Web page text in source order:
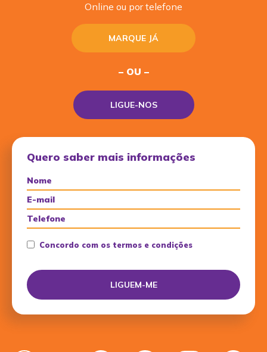
Online ou por telefone
MARQUE JÁ
– OU –
LIGUE-NOS
Quero saber mais informações
Concordo com os termos e condições